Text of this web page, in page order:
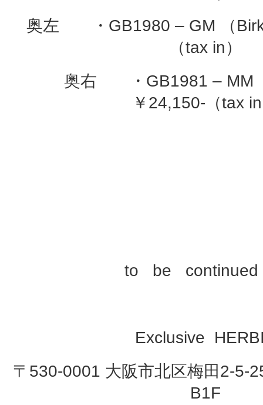
奥左 ・GB1980 – GM （
（tax in）
奥右 ・GB1981 – MM
￥24,150-（tax
to be continued
Exclusive
〒530-0001 大阪市北区梅田2-5-
B1F